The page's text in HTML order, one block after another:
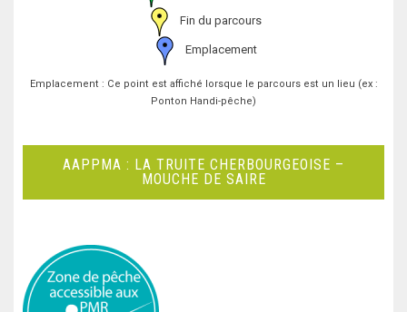
Fin du parcours
Emplacement
Emplacement : Ce point est affiché lorsque le parcours est un lieu (ex :
Ponton Handi-pêche)
AAPPMA : LA TRUITE CHERBOURGEOISE –
MOUCHE DE SAIRE